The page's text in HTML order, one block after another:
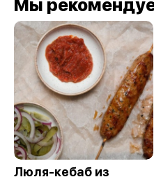
Мы
Люля-кебаб из